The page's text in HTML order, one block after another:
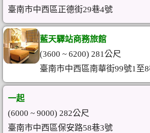
臺南市中西區正德街29巷4號
藍天驛站商務旅館
(3600 ~ 6200) 281公尺
臺南市中西區南華街99號1至
一起
(6000 ~ 9000) 282公尺
臺南市中西區保安路58巷3號